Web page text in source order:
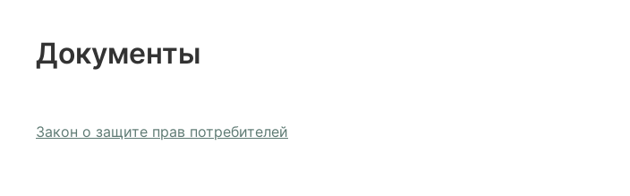
Документы
Закон о защите прав потребителей